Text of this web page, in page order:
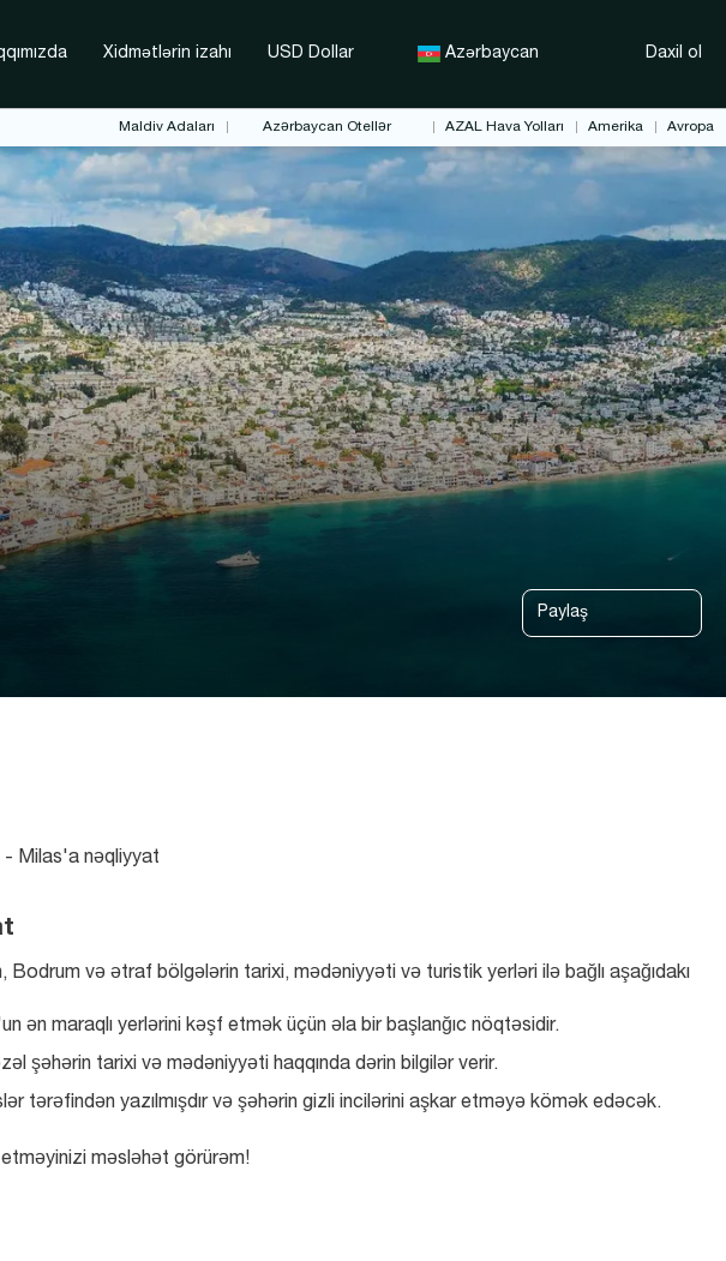
Xidmətlərin izahı USD Dollar Azərbaycan Daxil ol
Maldiv Adaları Azərbaycan Otellər AZAL Hava Yolları Amerika Avropa
Paylaş
- Milas'a nəqliyyat
və ətraf bölgələrin tarixi, mədəniyyəti və turistik yerləri ilə bağlı aşağıdakı
ən maraqlı yerlərini kəşf etmək üçün əla bir başlanğıc nöqtəsidir.
şəhərin tarixi və mədəniyyəti haqqında dərin bilgilər verir.
tərəfindən yazılmışdır və şəhərin gizli incilərini aşkar etməyə kömək edəcək.
məsləhət görürəm!